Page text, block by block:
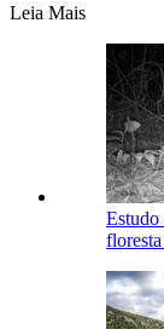
Leia Mais
Estudo